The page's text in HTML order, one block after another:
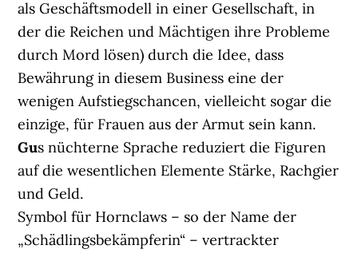
als Geschäftsmodell in einer Gesellschaft, in
der die Reichen und Mächtigen ihre Probleme
durch Mord lösen) durch die Idee, dass
Bewährung in diesem Business eine der
wenigen Aufstiegschancen, vielleicht sogar die
einzige, für Frauen aus der Armut sein kann.
Gus nüchterne Sprache reduziert die Figuren
auf die wesentlichen Elemente Stärke, Rachgier
und Geld.
Symbol für Hornclaws – so der Name der
„Schädlingsbekämpferin“ – vertrackter